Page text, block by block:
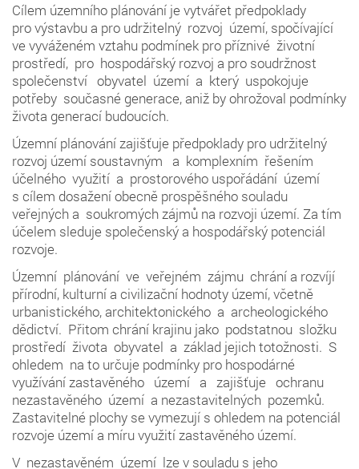
Cílem územního plánování je vytvářet předpoklady
pro výstavbu a pro udržitelný rozvoj území, spočívající
ve vyváženém vztahu podmínek pro příznivé životní
prostředí, pro hospodářský rozvoj a pro soudržnost
společenství obyvatel území a který uspokojuje
potřeby současné generace, aniž by ohrožoval podmínky
života generací budoucích.
Územní plánování zajišťuje předpoklady pro udržitelný
rozvoj území soustavným a komplexním řešením
účelného využití a prostorového uspořádání území
s cílem dosažení obecně prospěšného souladu
veřejných a soukromých zájmů na rozvoji území. Za tím
účelem sleduje společenský a hospodářský potenciál
rozvoje.
Územní plánování ve veřejném zájmu chrání a rozvíjí
přírodní, kulturní a civilizační hodnoty území, včetně
urbanistického, architektonického a archeologického
dědictví. Přitom chrání krajinu jako podstatnou složku
prostředí života obyvatel a základ jejich totožnosti. S
ohledem na to určuje podmínky pro hospodárné
využívání zastavěného území a zajišťuje ochranu
nezastavěného území a nezastavitelných pozemků.
Zastavitelné plochy se vymezují s ohledem na potenciál
rozvoje území a míru využití zastavěného území.
V nezastavěném území lze v souladu s jeho